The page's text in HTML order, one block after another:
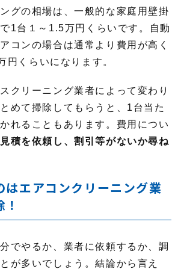
グの相場は、一般的な家庭用壁掛
1台１～1.5万円くらいです。自動
コンの場合は通常より費用が高く
円くらいになります。
クリーニング業者によって変わり
めて掃除してもらうと、1台当た
れることもあります。費用につい
積を依頼し、割引等がないか尋ね
はエアコンクリーニング業
でやるか、業者に依頼するか、調
が多いでしょう。結論から言え